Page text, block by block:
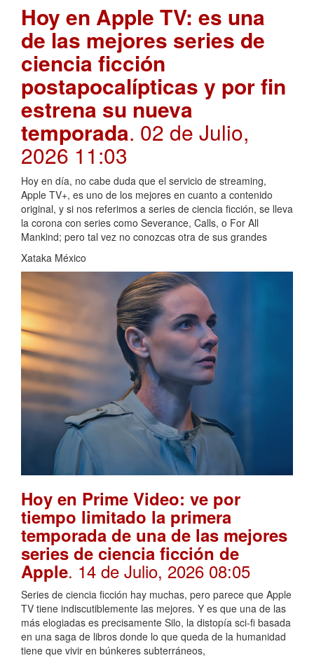
Hoy en Apple TV: es una
de las mejores series de
ciencia ficción
postapocalípticas y por fin
estrena su nueva
temporada. 02 de Julio,
2026 11:03
Hoy en día, no cabe duda que el servicio de streaming,
Apple TV+, es uno de los mejores en cuanto a contenido
original, y si nos referimos a series de ciencia ficción, se lleva
la corona con series como Severance, Calls, o For All
Mankind; pero tal vez no conozcas otra de sus grandes
Xataka México
Hoy en Prime Video: ve por
tiempo limitado la primera
temporada de una de las mejores
series de ciencia ficción de
Apple. 14 de Julio, 2026 08:05
Series de ciencia ficción hay muchas, pero parece que Apple
TV tiene indiscutiblemente las mejores. Y es que una de las
más elogiadas es precisamente Silo, la distopía sci-fi basada
en una saga de libros donde lo que queda de la humanidad
tiene que vivir en búnkeres subterráneos,